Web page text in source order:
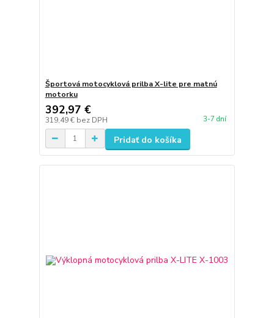
Športová motocyklová prilba X-lite pre matnú
motorku
392,97 €
319,49 € bez DPH 3-7 dní
Pridať do košíka